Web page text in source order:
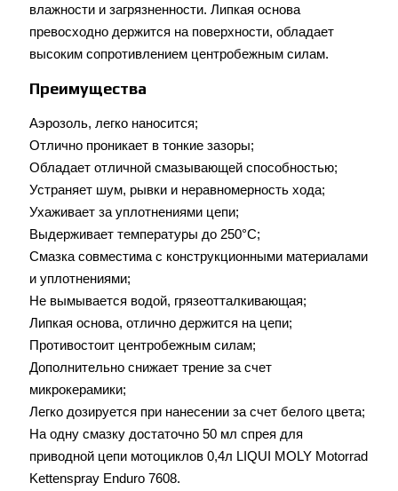
влажности и загрязненности. Липкая основа
превосходно держится на поверхности, обладает
высоким сопротивлением центробежным силам.
Преимущества
Аэрозоль, легко наносится;
Отлично проникает в тонкие зазоры;
Обладает отличной смазывающей способностью;
Устраняет шум, рывки и неравномерность хода;
Ухаживает за уплотнениями цепи;
Выдерживает температуры до 250°С;
Смазка совместима с конструкционными материалами
и уплотнениями;
Не вымывается водой, грязеотталкивающая;
Липкая основа, отлично держится на цепи;
Противостоит центробежным силам;
Дополнительно снижает трение за счет
микрокерамики;
Легко дозируется при нанесении за счет белого цвета;
На одну смазку достаточно 50 мл спрея для
приводной цепи мотоциклов 0,4л LIQUI MOLY Motorrad
Kettenspray Enduro 7608.